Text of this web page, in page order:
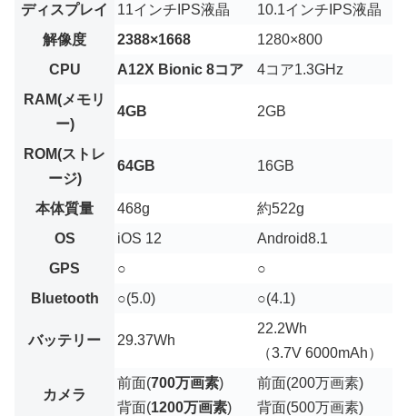
ディスプレイ
11インチIPS液晶
10.1インチIPS液晶
解像度
2388×1668
1280×800
CPU
A12X Bionic 8コア
4コア1.3GHz
RAM(メモリ
ー)
4GB 2GB
ROM(ストレ
ージ)
64GB 16GB
本体質量 468g
約522g
OS
iOS 12
Android8.1
GPS
○
○
Bluetooth
○(5.0) ○(4.1)
バッテリー 29.37Wh
22.2Wh
（3.7V 6000mAh）
カメラ
前面(700万画素)
背面(1200万画素)
前面(200万画素)
背面(500万画素)